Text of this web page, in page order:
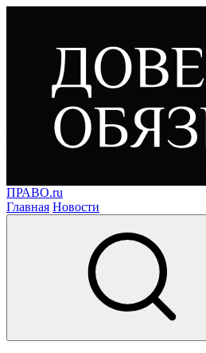
ПРАВО.ru
Главная Новости